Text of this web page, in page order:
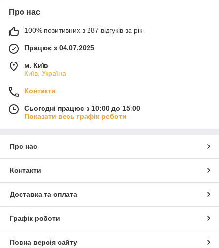
Про нас
100% позитивних з 287 відгуків за рік
Працює з 04.07.2025
м. Київ
Київ, Україна
Контакти
Сьогодні працює з 10:00 до 15:00
Показати весь графік роботи
Про нас
Контакти
Доставка та оплата
Графік роботи
Повна версія сайту